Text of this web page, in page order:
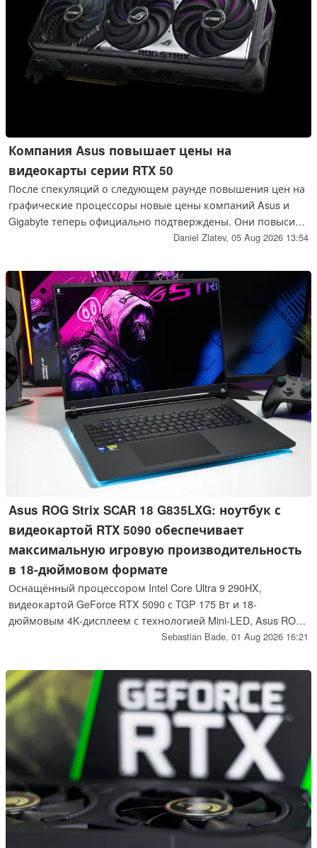
Компания Asus повышает цены на
видеокарты серии RTX 50
После спекуляций о следующем раунде повышения цен на
графические процессоры новые цены компаний Asus и
Gigabyte теперь официально подтверждены. Они повысили
цены как на видеокарты серии Nvidia RTX 50, так и на
Daniel Zlatev, 05 Aug 2026 13:54
Asus ROG Strix SCAR 18 G835LXG: ноутбук с
видеокартой RTX 5090 обеспечивает
максимальную игровую производительность
в 18-дюймовом формате
Оснащённый процессором Intel Core Ultra 9 290HX,
видеокартой GeForce RTX 5090 с TGP 175 Вт и 18-
дюймовым 4K-дисплеем с технологией Mini-LED, Asus ROG
Strix SCAR 18 G835LXG входит в число самых мощных
время. В нашем обзоре мы рассказываем, в чём
превосходит эта флагманская модель, и на какие
компромиссы придётся пойти покупателям.
Sebastian Bade, 01 Aug 2026 16:21